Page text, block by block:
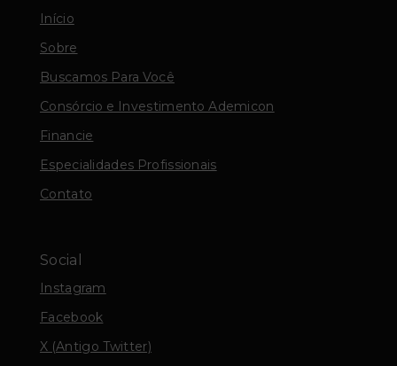
Início
Sobre
Buscamos Para Você
Consórcio e Investimento Ademicon
Financie
Especialidades Profissionais
Contato
Social
Instagram
Facebook
X (Antigo Twitter)